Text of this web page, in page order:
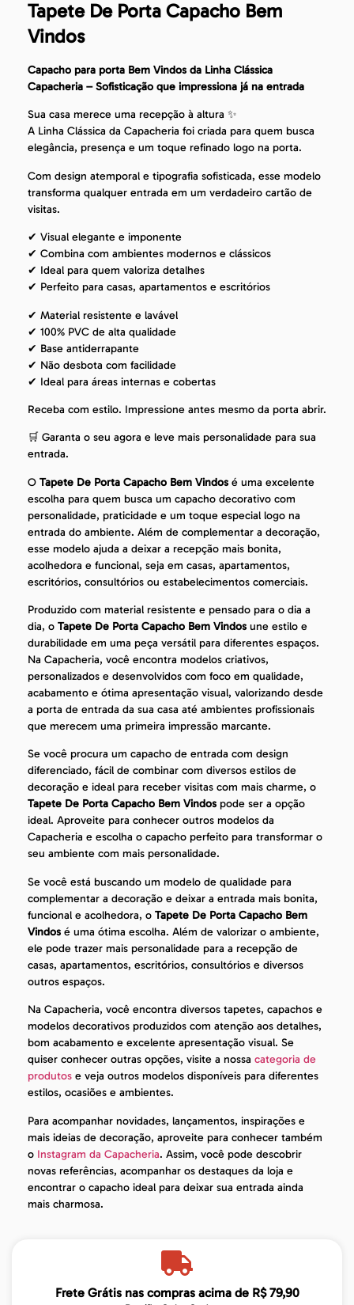
Tapete De Porta Capacho Bem
Vindos
Capacho para porta Bem Vindos da Linha Clássica
Capacheria – Sofisticação que impressiona já na entrada
Sua casa merece uma recepção à altura ✨
A Linha Clássica da Capacheria foi criada para quem busca
elegância, presença e um toque refinado logo na porta.
Com design atemporal e tipografia sofisticada, esse modelo
transforma qualquer entrada em um verdadeiro cartão de
visitas.
✔ Visual elegante e imponente
✔ Combina com ambientes modernos e clássicos
✔ Ideal para quem valoriza detalhes
✔ Perfeito para casas, apartamentos e escritórios
✔ Material resistente e lavável
✔ 100% PVC de alta qualidade
✔ Base antiderrapante
✔ Não desbota com facilidade
✔ Ideal para áreas internas e cobertas
Receba com estilo. Impressione antes mesmo da porta abrir.
🛒 Garanta o seu agora e leve mais personalidade para sua
entrada.
O Tapete De Porta Capacho Bem Vindos é uma excelente
escolha para quem busca um capacho decorativo com
personalidade, praticidade e um toque especial logo na
entrada do ambiente. Além de complementar a decoração,
esse modelo ajuda a deixar a recepção mais bonita,
acolhedora e funcional, seja em casas, apartamentos,
escritórios, consultórios ou estabelecimentos comerciais.
Produzido com material resistente e pensado para o dia a
dia, o Tapete De Porta Capacho Bem Vindos une estilo e
durabilidade em uma peça versátil para diferentes espaços.
Na Capacheria, você encontra modelos criativos,
personalizados e desenvolvidos com foco em qualidade,
acabamento e ótima apresentação visual, valorizando desde
a porta de entrada da sua casa até ambientes profissionais
que merecem uma primeira impressão marcante.
Se você procura um capacho de entrada com design
diferenciado, fácil de combinar com diversos estilos de
decoração e ideal para receber visitas com mais charme, o
Tapete De Porta Capacho Bem Vindos pode ser a opção
ideal. Aproveite para conhecer outros modelos da
Capacheria e escolha o capacho perfeito para transformar o
seu ambiente com mais personalidade.
Se você está buscando um modelo de qualidade para
complementar a decoração e deixar a entrada mais bonita,
funcional e acolhedora, o Tapete De Porta Capacho Bem
Vindos é uma ótima escolha. Além de valorizar o ambiente,
ele pode trazer mais personalidade para a recepção de
casas, apartamentos, escritórios, consultórios e diversos
outros espaços.
Na Capacheria, você encontra diversos tapetes, capachos e
modelos decorativos produzidos com atenção aos detalhes,
bom acabamento e excelente apresentação visual. Se
quiser conhecer outras opções, visite a nossa categoria de
produtos e veja outros modelos disponíveis para diferentes
estilos, ocasiões e ambientes.
Para acompanhar novidades, lançamentos, inspirações e
mais ideias de decoração, aproveite para conhecer também
o Instagram da Capacheria. Assim, você pode descobrir
novas referências, acompanhar os destaques da loja e
encontrar o capacho ideal para deixar sua entrada ainda
mais charmosa.
Frete Grátis nas compras acima de R$ 79,90